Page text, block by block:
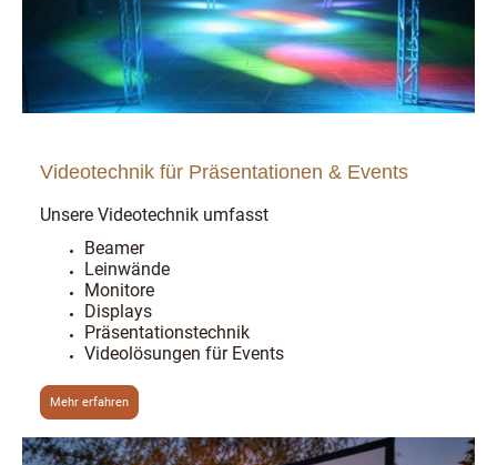
Videotechnik für Präsentationen & Events
Unsere Videotechnik umfasst
Beamer
Leinwände
Monitore
Displays
Präsentationstechnik
Videolösungen für Events
Mehr erfahren